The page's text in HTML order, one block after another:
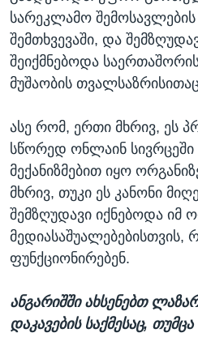
სარეკლამო
შემთხვევაში, და
შეიქმნებოდა
მუშაობის
ასე რომ, ერთი მხრივ, ეს
სწორედ ონლაინ
მექანიზმებით იყო
მხრივ, თუკი ეს კანონი
შემზღუდავი იქნებოდა იმ
ფუნქციონირებენ.
ანგარიშში ახსენებთ
დაკავების საქმესაც,